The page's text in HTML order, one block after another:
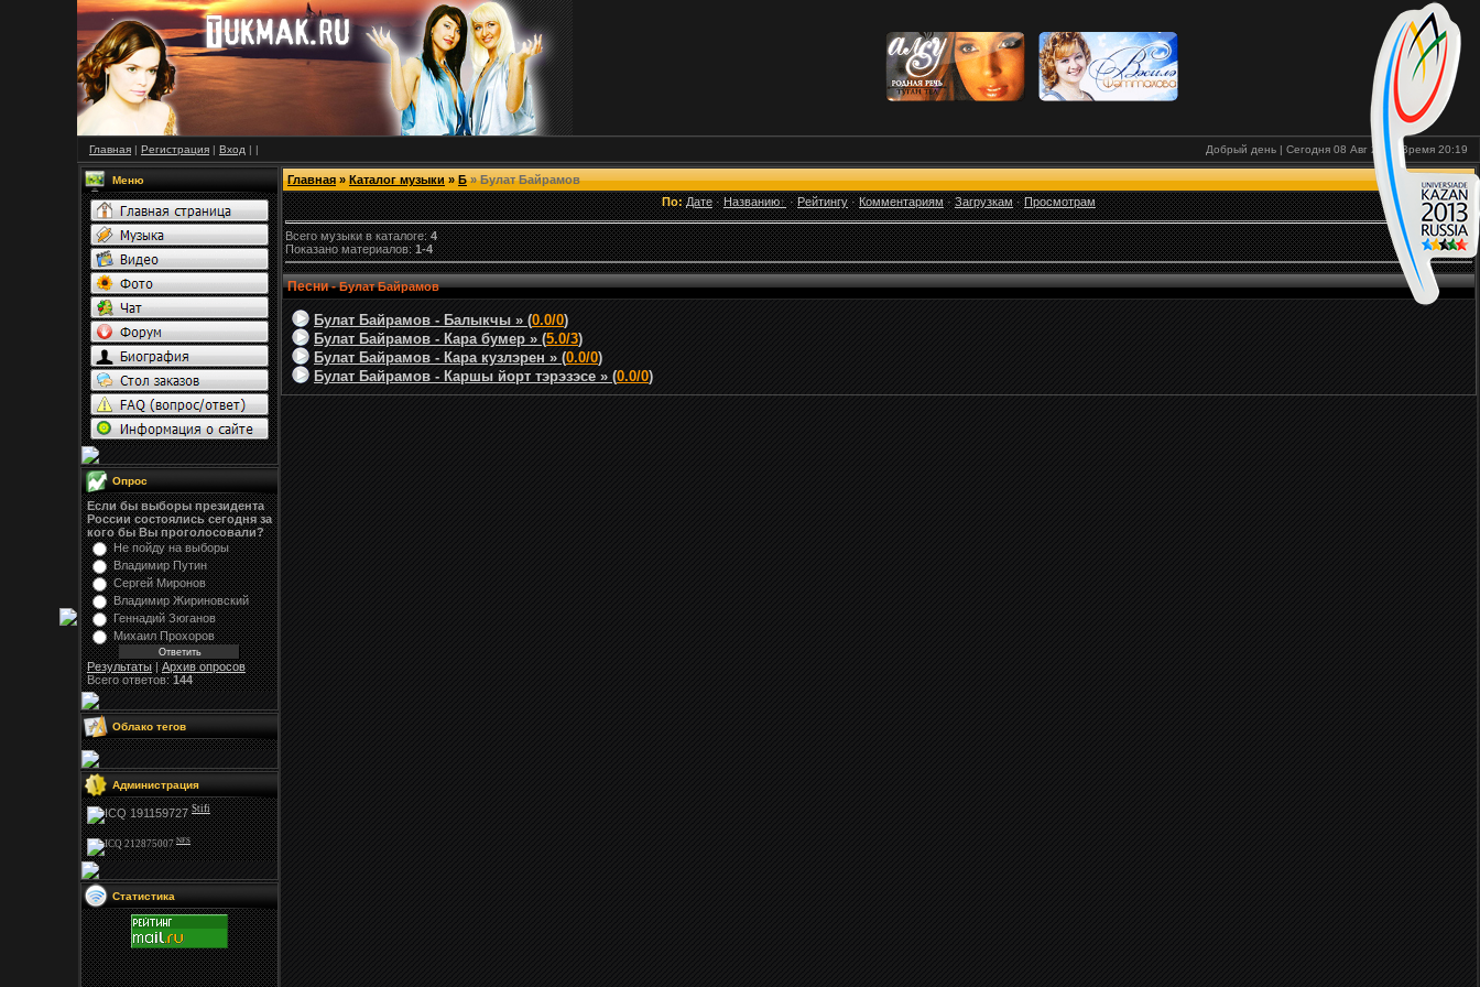
Главная | Регистрация | Вход | | Добрый день | Сегодня 08 Авг 2026 Время 20:19
Меню
Опрос
Если бы выборы президента
России состоялись сегодня за
кого бы Вы проголосовали?
Не пойду на выборы
Владимир Путин
Сергей Миронов
Владимир Жириновский
Геннадий Зюганов
Михаил Прохоров
Результаты|Архив опросов
Всего ответов:144
Облако тегов
Администрация
Stifi
NFS
Статистика
Главная»Каталог музыки»Б» Булат Байрамов
По: Дате·Названию ·Рейтингу·Комментариям·Загрузкам·Просмотрам
Всего музыки в каталоге:4
Показано материалов:1-4
Песни -Булат Байрамов
Булат Байрамов - Балыкчы » (0.0/0)
Булат Байрамов - Кара бумер » (5.0/3)
Булат Байрамов - Кара кузлэрен » (0.0/0)
Булат Байрамов - Каршы йорт тэрэзэсе » (0.0/0)